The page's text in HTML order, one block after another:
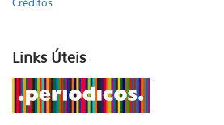
Links Úteis